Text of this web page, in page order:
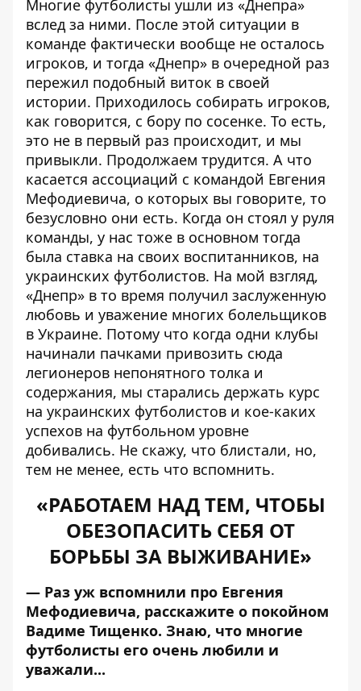
Многие футболисты ушли из «Днепра»
вслед за ними. После этой ситуации в
команде фактически вообще не осталось
игроков, и тогда «Днепр» в очередной раз
пережил подобный виток в своей
истории. Приходилось собирать игроков,
как говорится, с бору по сосенке. То есть,
это не в первый раз происходит, и мы
привыкли. Продолжаем трудится. А что
касается ассоциаций с командой Евгения
Мефодиевича, о которых вы говорите, то
безусловно они есть. Когда он стоял у руля
команды, у нас тоже в основном тогда
была ставка на своих воспитанников, на
украинских футболистов. На мой взгляд,
«Днепр» в то время получил заслуженную
любовь и уважение многих болельщиков
в Украине. Потому что когда одни клубы
начинали пачками привозить сюда
легионеров непонятного толка и
содержания, мы старались держать курс
на украинских футболистов и кое-каких
успехов на футбольном уровне
добивались. Не скажу, что блистали, но,
тем не менее, есть что вспомнить.
«РАБОТАЕМ НАД ТЕМ, ЧТОБЫ
ОБЕЗОПАСИТЬ СЕБЯ ОТ
БОРЬБЫ ЗА ВЫЖИВАНИЕ»
— Раз уж вспомнили про Евгения
Мефодиевича, расскажите о покойном
Вадиме Тищенко. Знаю, что многие
футболисты его очень любили и
уважали...